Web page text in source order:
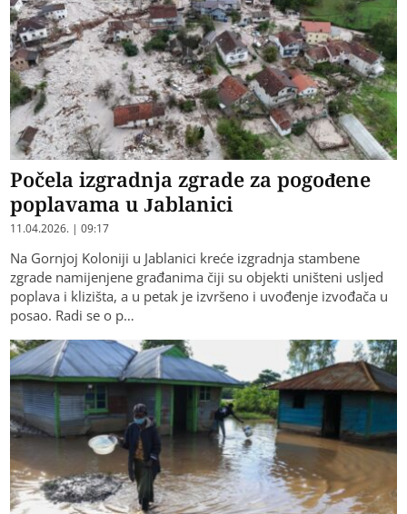
Počela izgradnja zgrade za pogođene
poplavama u Jablanici
11.04.2026. | 09:17
Na Gornjoj Koloniji u Jablanici kreće izgradnja stambene
zgrade namijenjene građanima čiji su objekti uništeni usljed
poplava i klizišta, a u petak je izvršeno i uvođenje izvođača u
posao. Radi se o p…